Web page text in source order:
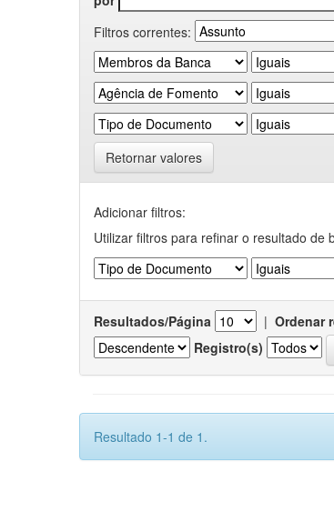
Filtros correntes:
Retornar valores
Adicionar filtros:
Utilizar filtros para refinar o resultado de
Resultados/Página | Ordenar
Registro(s)
Resultado 1-1 de 1.